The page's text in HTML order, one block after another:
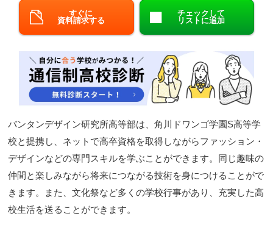
閉じる
すぐに
資料請求する
チェックして
リストに追加
バンタンデザイン研究所高等部は、角川ドワンゴ学園S高等学
校と提携し、ネットで高卒資格を取得しながらファッション・
デザインなどの専門スキルを学ぶことができます。同じ趣味の
仲間と楽しみながら将来につながる技術を身につけることがで
きます。また、文化祭など多くの学校行事があり、充実した高
校生活を送ることができます。